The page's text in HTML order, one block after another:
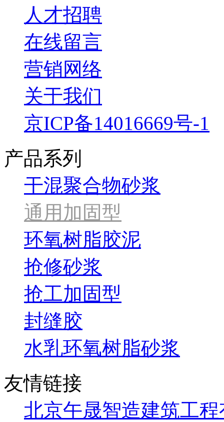
人才招聘
在线留言
营销网络
关于我们
京ICP备14016669号-1
产品系列
干混聚合物砂浆
通用加固型
环氧树脂胶泥
抢修砂浆
抢工加固型
封缝胶
水乳环氧树脂砂浆
友情链接
北京午晟智造建筑工